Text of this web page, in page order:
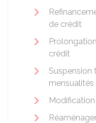
de crédit
crédit
Suspension